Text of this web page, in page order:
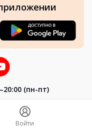
(пн-пт)
Войти